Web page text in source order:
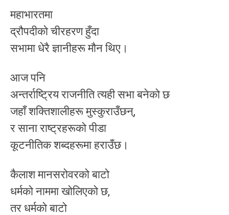
महाभारतमा
द्रौपदीको चीरहरण हुँदा
सभामा धेरै ज्ञानीहरू मौन थिए।
आज पनि
अन्तर्राष्ट्रिय राजनीति त्यही सभा बनेको छ
जहाँ शक्तिशालीहरू मुस्कुराउँछन्,
र साना राष्ट्रहरूको पीडा
कूटनीतिक शब्दहरूमा हराउँछ।
कैलाश मानसरोवरको बाटो
धर्मको नाममा खोलिएको छ,
तर धर्मको बाटो